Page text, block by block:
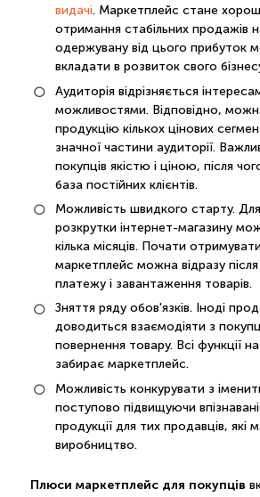
видачі. Маркетплейс стане
отримання стабільних продажів
одержувану від цього прибуток
вкладати в розвиток свого
Аудиторія відрізняється
можливостями. Відповідно,
продукцію кількох цінових
значної частини аудиторії.
покупців якістю і ціною, після
база постійних клієнтів.
Можливість швидкого старту. Для
розкрутки інтернет-магазину
кілька місяців. Почати
маркетплейс можна відразу
платежу і завантаження товарів.
Зняття ряду обов'язків. Іноді
доводиться взаємодіяти з
повернення товару. Всі функції
забирає маркетплейс.
Можливість конкурувати з
поступово підвищуючи
продукції для тих продавців, які
виробництво.
Плюси маркетплейс для покупців